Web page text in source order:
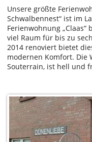
Unsere größte
Schwalbennest“ ist im
Ferienwohnung
viel Raum für bis zu
2014 renoviert bietet
modernen Komfort. Die
Souterrain, ist hell und